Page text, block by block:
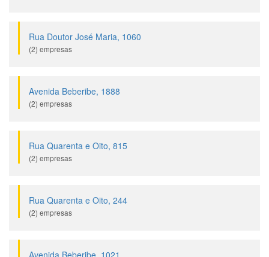
Rua Doutor José Maria, 1060
(2) empresas
Avenida Beberibe, 1888
(2) empresas
Rua Quarenta e Oito, 815
(2) empresas
Rua Quarenta e Oito, 244
(2) empresas
Avenida Beberibe, 1021